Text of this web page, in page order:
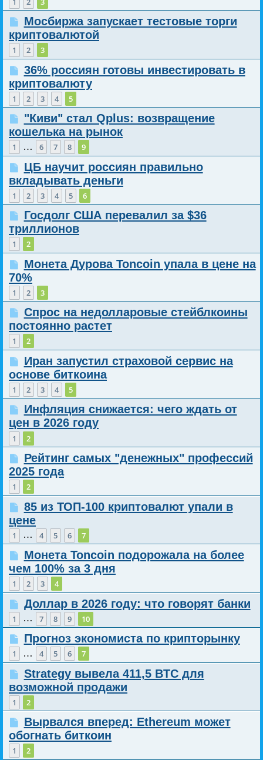
Мосбиржа запускает тестовые торги
криптовалютой
1 2 3
36% россиян готовы инвестировать в
криптовалюту
1 2 3 4 5
"Киви" стал Qplus: возвращение
кошелька на рынок
1 … 6 7 8 9
ЦБ научит россиян правильно
вкладывать деньги
1 2 3 4 5 6
Госдолг США перевалил за $36
триллионов
1 2
Монета Дурова Toncoin упала в цене на
70%
1 2 3
Спрос на недолларовые стейблкоины
постоянно растет
1 2
Иран запустил страховой сервис на
основе биткоина
1 2 3 4 5
Инфляция снижается: чего ждать от
цен в 2026 году
1 2
Рейтинг самых "денежных" профессий
2025 года
1 2
85 из ТОП-100 криптовалют упали в
цене
1 … 4 5 6 7
Монета Toncoin подорожала на более
чем 100% за 3 дня
1 2 3 4
Доллар в 2026 году: что говорят банки
1 … 7 8 9 10
Прогноз экономиста по крипторынку
1 … 4 5 6 7
Strategy вывела 411,5 BTC для
возможной продажи
1 2
Вырвался вперед: Ethereum может
обогнать биткоин
1 2